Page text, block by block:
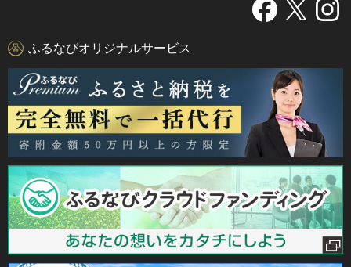
ふるなびオリジナルサービス